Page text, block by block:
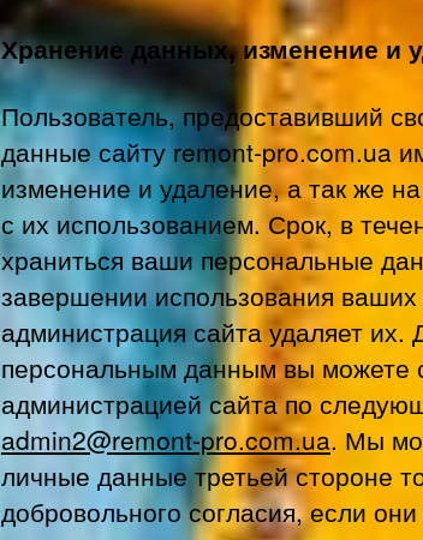
Хранение данных, изменение и
Пользователь, предоставивший
данные сайту remont-pro.com.ua
изменение и удаление, а так же
с их использованием. Срок, в
храниться ваши персональные
завершении использования
администрация сайта удаляет их.
персональным данным вы можете
администрацией сайта по
admin2@remont-pro.com.ua. Мы
личные данные третьей стороне
добровольного согласия, если